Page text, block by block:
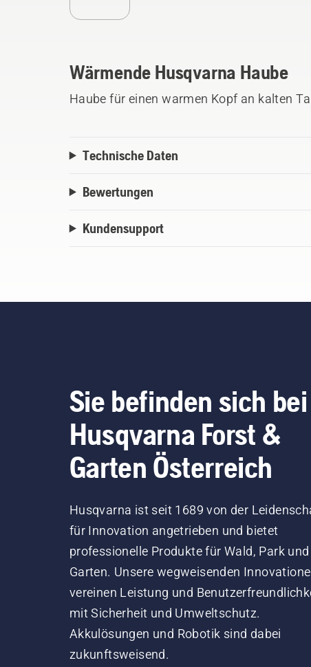
Wärmende Husqvarna Haube
Haube für einen warmen Kopf an kalten
Technische Daten
Bewertungen
Kundensupport
Sie befinden sich bei
Husqvarna Forst &
Garten Österreich
Husqvarna ist seit 1689 von der
für Innovation angetrieben und bietet
professionelle Produkte für Wald, Park und
Garten. Unsere wegweisenden
vereinen Leistung und
mit Sicherheit und Umweltschutz.
Akkulösungen und Robotik sind dabei
zukunftsweisend.